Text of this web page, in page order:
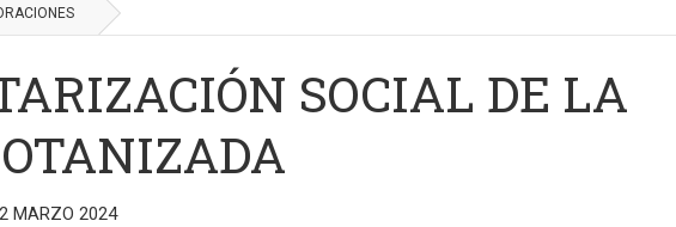
SOCIAL DE LA
MARZO 2024